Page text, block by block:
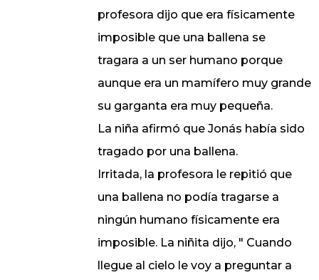
profesora dijo que era físicamente
imposible que una ballena se
tragara a un ser humano porque
aunque era un mamífero muy grande
su garganta era muy pequeña.
La niña afirmó que Jonás había sido
tragado por una ballena.
Irritada, la profesora le repitió que
una ballena no podía tragarse a
ningún humano físicamente era
imposible. La niñita dijo, " Cuando
llegue al cielo le voy a preguntar a